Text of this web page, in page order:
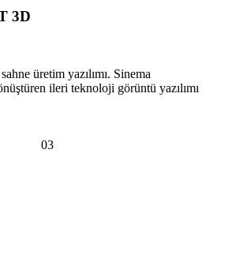
3D
üretim yazılımı. Sinema
ileri teknoloji görüntü yazılımı
03